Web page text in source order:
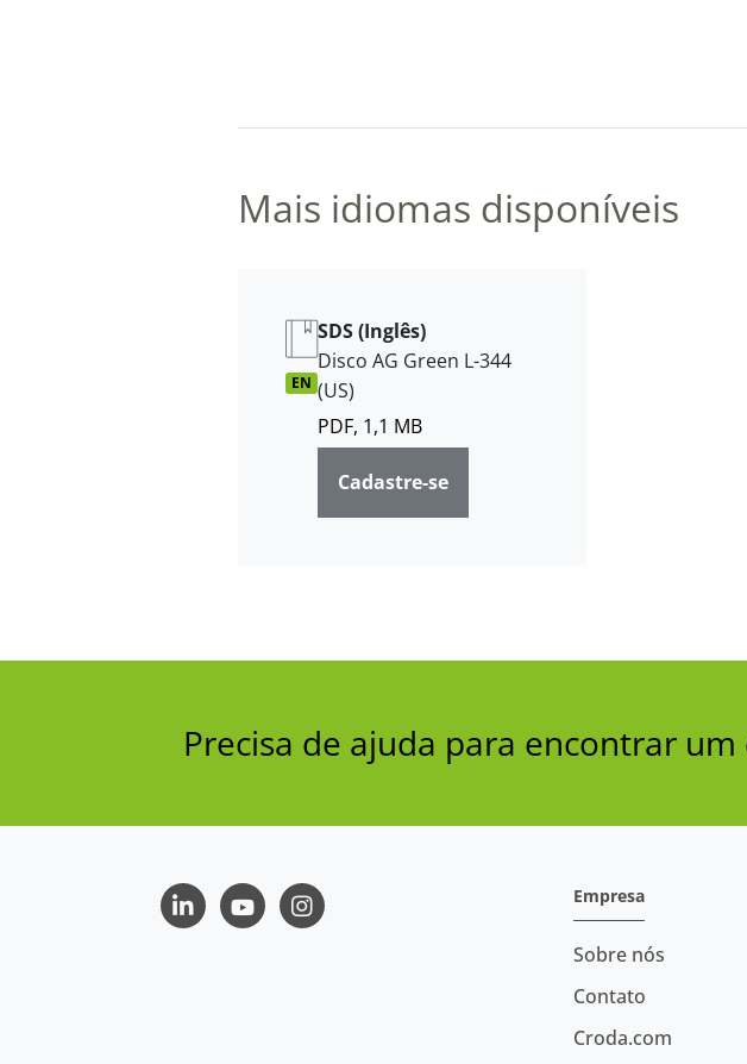
Mais idiomas disponíveis
EN
SDS (Inglês)
Disco AG Green L-344
(US)
PDF, 1,1 MB
Cadastre-se
Precisa de ajuda para encontrar
LinkedInYoutubeInstagram
Empresa
Sobre nós
Contato
Croda.com